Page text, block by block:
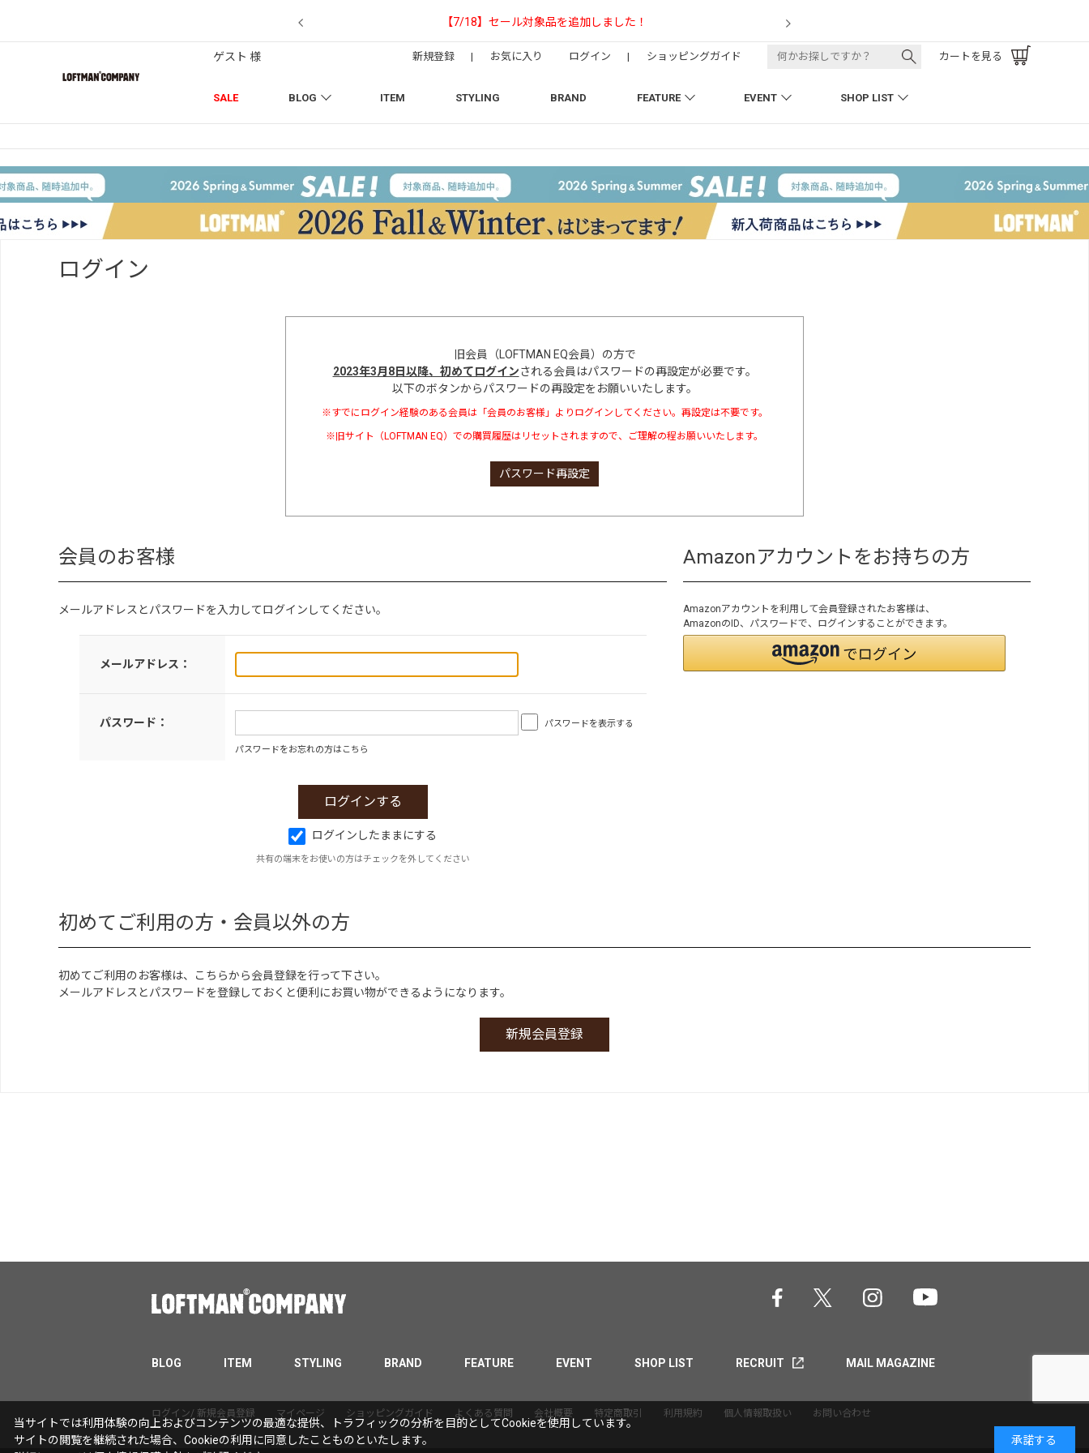
【7/18】セール対象品を追加しました！ 【NEEDLESの別注】50周年 H.D. Track Pant
SALE BLOG ITEM STYLING BRAND FEATURE EVENT SHOP LIST
ゲスト 様 新規登録 | お気に入り ログイン | ショッピングガイド カートを見る
ログイン
旧会員（LOFTMAN EQ会員）の方で
2023年3月8日以降、初めてログインされる会員はパスワードの再設定が必要です。
以下のボタンからパスワードの再設定をお願いいたします。
※すでにログイン経験のある会員は「会員のお客様」よりログインしてください。再設定は不要です。
※旧サイト（LOFTMAN EQ）での購買履歴はリセットされますので、ご理解の程お願いいたします。
パスワード再設定
会員のお客様
メールアドレスとパスワードを入力してログインしてください。
メールアドレス：
パスワード： パスワードを表示する
パスワードをお忘れの方はこちら
ログインしたままにする
共有の端末をお使いの方はチェックを外してください
Amazonアカウントをお持ちの方
Amazonアカウントを利用して会員登録されたお客様は、
AmazonのID、パスワードで、ログインすることができます。
初めてご利用の方・会員以外の方
初めてご利用のお客様は、こちらから会員登録を行って下さい。
メールアドレスとパスワードを登録しておくと便利にお買い物ができるようになります。
BLOG ITEM STYLING BRAND FEATURE EVENT SHOP LIST RECRUIT MAIL MAGAZINE
ログイン/ 新規会員登録 マイページ ショッピングガイド よくある質問 会社概要 特定商取引 利用規約 個人情報取扱い お問い合わせ
当サイトでは利用体験の向上およびコンテンツの最適な提供、トラフィックの分析を目的としてCookieを使用しています。
サイトの閲覧を継続された場合、Cookieの利用に同意したことものといたします。
承諾する